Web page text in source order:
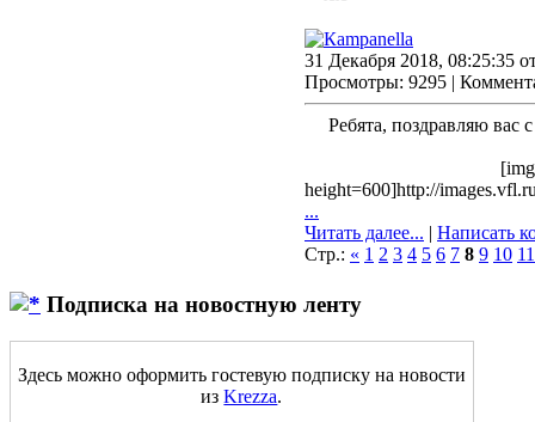
31 Декабря 2018, 08:25:35
Просмотры: 9295 |
Ребята, поздравляю
height=600]http://
...
Читать далее... | Написать
Стр.: « 1 2 3 4 5 6 7 8 9 10 11
Подписка на новостную ленту
Здесь можно оформить гостевую подписку на новости
изKrezza.